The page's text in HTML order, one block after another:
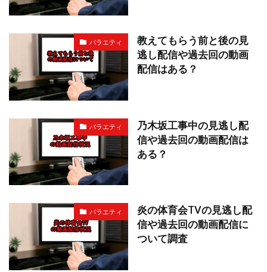
バラエティ
教えてもらう前と後の見
逃し配信や過去回の動画
配信はある？
バラエティ
乃木坂工事中の見逃し配
信や過去回の動画配信は
ある？
バラエティ
炎の体育会TVの見逃し配
信や過去回の動画配信に
ついて調査